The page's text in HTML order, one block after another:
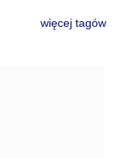
więcej tagów